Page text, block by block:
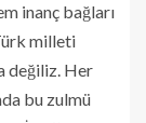
inanç bağları
milleti
değiliz. Her
bu zulmü